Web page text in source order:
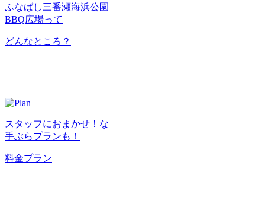
ふなばし三番瀬海浜公園
BBQ広場って
どんなところ？
スタッフにおまかせ！な
手ぶらプランも！
料金プラン